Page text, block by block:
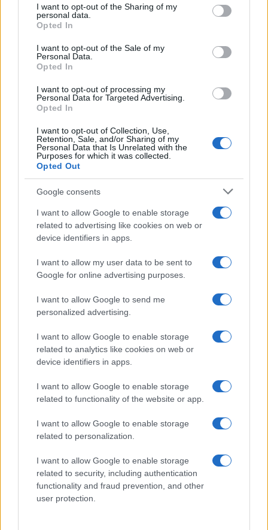
not limited to your visit or usage behaviour. You may click to
grant or deny consent to Google and its third-party tags to
use your data for below specified purposes in below Google
consent section.
I want to opt-out of the Sharing of my
personal data.
Opted In
I want to opt-out of the Sale of my
Personal Data.
Opted In
I want to opt-out of processing my
Personal Data for Targeted Advertising.
Opted In
I want to opt-out of Collection, Use,
Retention, Sale, and/or Sharing of my
Personal Data that Is Unrelated with the
Purposes for which it was collected.
Opted Out
Google consents
I want to allow Google to enable storage
related to advertising like cookies on web or
device identifiers in apps.
I want to allow my user data to be sent to
Google for online advertising purposes.
I want to allow Google to send me
personalized advertising.
I want to allow Google to enable storage
related to analytics like cookies on web or
device identifiers in apps.
I want to allow Google to enable storage
related to functionality of the website or app.
I want to allow Google to enable storage
related to personalization.
I want to allow Google to enable storage
related to security, including authentication
functionality and fraud prevention, and other
user protection.
αποδοτικότητας
Άρης: Το πρόγραμμα
προετοιμασίας και τα
ΠΑΟΚ: Έφτασε στη
Χρηματιστήριο Αθηνών: Εβδομαδιαία άνοδος 1,76%, κέρδη
Τράπεζα: Με «προίκα» 2
δισ. ευρώ ανοίγει δρόμο για
δάνεια έως 5 δισ. σε
λύση στο ζήτημα των
πινακίδων κυκλοφορίας -
Η Chery επενδύει 75 εκατ. δολάρια στην KG Mobility
Το FIAT 500 Hybrid τώρα